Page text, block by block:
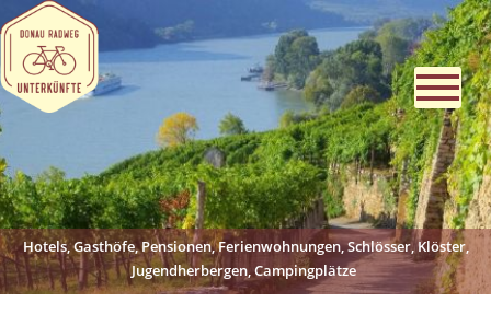
Hotels, Gasthöfe, Pensionen, Ferienwohnungen, Schlösser, Klöster,
Jugendherbergen, Campingplätze